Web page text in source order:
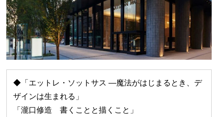
◆「エットレ・ソットサス —魔法がはじまるとき、デ
ザインは生まれる」
「瀧口修造 書くことと描くこと」